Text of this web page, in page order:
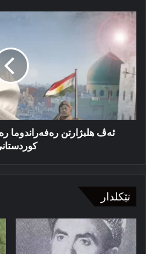
ئەڤ
هلبژارتن
ره‌فه‌راندوما
ره‌فه‌راندوما
سه‌رخوه‌بوونا
کوردستانێ
یە
ئەڤ هلبژارتن ره‌فه‌راندوما
تێکلدار